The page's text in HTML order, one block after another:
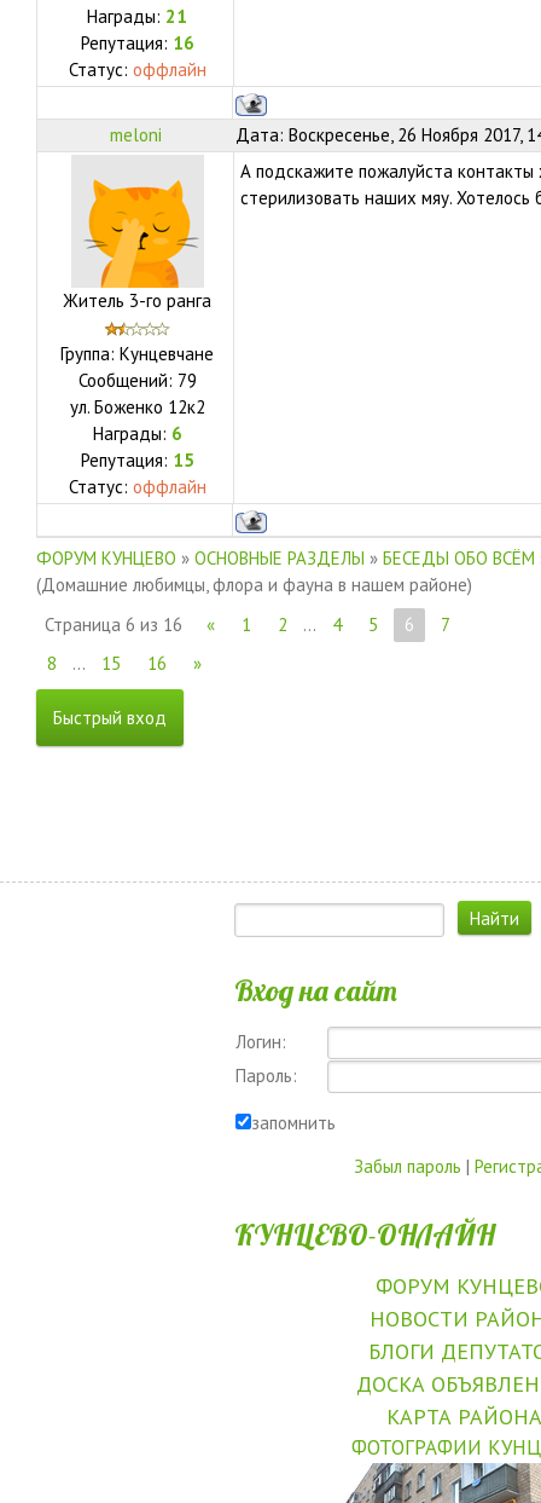
Награды: 21
Репутация: 16
Статус: оффлайн
meloni Дата: Воскресенье, 26 Ноября 2017,
Житель 3-го ранга
Группа: Кунцевчане
Сообщений: 79
ул. Боженко 12к2
Награды: 6
Репутация: 15
Статус: оффлайн
А подскажите пожалуйста
стерилизовать наших мяу. Хотелось
ФОРУМ КУНЦЕВО » ОСНОВНЫЕ РАЗДЕЛЫ » БЕСЕДЫ ОБО ВСЁМ
(Домашние любимцы, флора и фауна в нашем районе)
Страница 6 из 16 « 1 2 … 4 5 6
7
8
… 15 16 »
Вход на сайт
Логин:
Пароль:
запомнить
Забыл пароль |
КУНЦЕВО-ОНЛАЙН
ФОРУМ
НОВОСТИ
БЛОГИ
ДОСКА
КАРТА РАЙОНА
ФОТОГРАФИИ